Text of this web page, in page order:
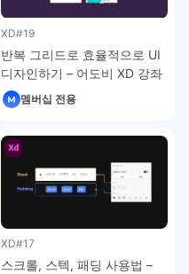
XD#19
반복 그리드로 효율적으로 UI
디자인하기 – 어도비 XD 강좌
멤버십 전용
XD#17
스크롤, 스텍, 패딩 사용법 –